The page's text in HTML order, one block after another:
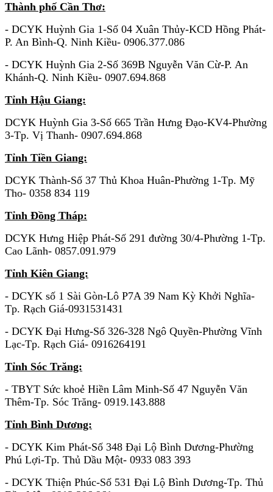
Thành phố Cần Thơ:
- DCYK Huỳnh Gia 1-Số 04 Xuân Thủy-KCD Hồng Phát-
P. An Bình-Q. Ninh Kiều- 0906.377.086
- DCYK Huỳnh Gia 2-Số 369B Nguyễn Văn Cừ-P. An
Khánh-Q. Ninh Kiều- 0907.694.868
Tỉnh Hậu Giang:
DCYK Huỳnh Gia 3-Số 665 Trần Hưng Đạo-KV4-Phường
3-Tp. Vị Thanh- 0907.694.868
Tỉnh Tiền Giang:
DCYK Thành-Số 37 Thủ Khoa Huân-Phường 1-Tp. Mỹ
Tho- 0358 834 119
Tỉnh Đồng Tháp:
DCYK Hưng Hiệp Phát-Số 291 đường 30/4-Phường 1-Tp.
Cao Lãnh- 0857.091.979
Tỉnh Kiên Giang:
- DCYK số 1 Sài Gòn-Lô P7A 39 Nam Kỳ Khởi Nghĩa-
Tp. Rạch Giá-0931531431
- DCYK Đại Hưng-Số 326-328 Ngô Quyền-Phường Vĩnh
Lạc-Tp. Rạch Giá- 0916264191
Tỉnh Sóc Trăng:
- TBYT Sức khoẻ Hiền Lâm Minh-Số 47 Nguyễn Văn
Thêm-Tp. Sóc Trăng- 0919.143.888
Tỉnh Bình Dương:
- DCYK Kim Phát-Số 348 Đại Lộ Bình Dương-Phường
Phú Lợi-Tp. Thủ Dầu Một- 0933 083 393
- DCYK Thiện Phúc-Số 531 Đại Lộ Bình Dương-Tp. Thủ